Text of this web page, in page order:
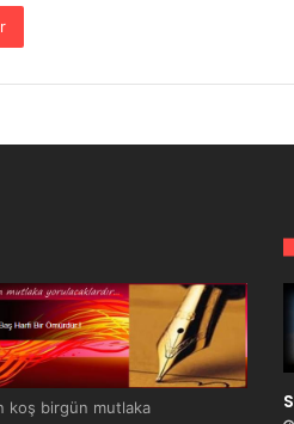
koş birgün mutlaka